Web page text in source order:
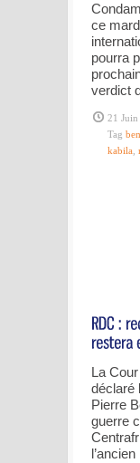
ce
pourra
verdict
21 Juin
Tag
kabila
La
déclaré
Pierre
guerre
l’ancien